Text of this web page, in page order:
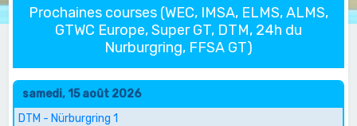
Prochaines courses (WEC, IMSA, ELMS, ALMS,
GTWC Europe, Super GT, DTM, 24h du
Nurburgring, FFSA GT)
samedi, 15 août 2026
DTM - Nürburgring 1